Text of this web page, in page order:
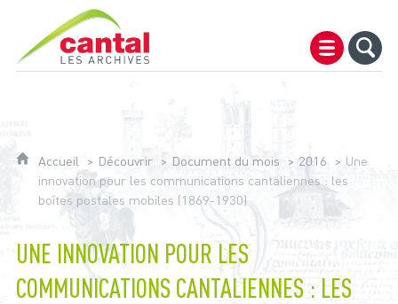
Archives du Cantal
Accueil Découvrir Document du mois 2016
Une
innovation pour les communications cantaliennes : les
boîtes postales mobiles (1869-1930)
UNE INNOVATION POUR LES
COMMUNICATIONS CANTALIENNES : LES